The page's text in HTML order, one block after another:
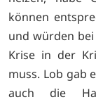
können
und würden
Krise in der
muss. Lob gab
auch die